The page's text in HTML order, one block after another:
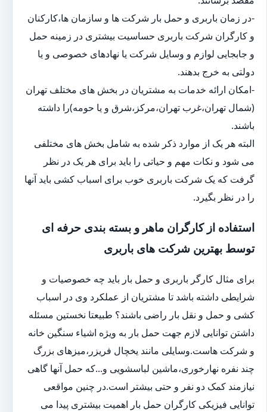
-در زمان باربری و حمل بار شرکت ها و سازمان ها،کارکنان
و کارگران شرکت باربری حساسیت بیشتری در زمینه حمل
و جابجایی لوازم و وسایل شرکت یا نهادهای خصوصی و یا
دولتی به خرج بدهند.
-امکان ارائه خدمات به مشتریان در بخش های مختلف تهران
(شمال تهران،غرب تهران،مرکز،شرق و یا حومه)را داشته
باشند.
البته هر یک از موارد ذکر شده به شامل بخش های مختلفی
می شود و نکات مهم و حیاتی را باید برای هر یک در نظر
گرفت که یک شرکت باربری خوب برای اسباب کشی باید آنها
را در نظر بگیرد.
استفاده از کارگران ماهر و بسته بندی حرفه ای
توسط بهترین شرکت های باربری
برای مثال کارگر باربری و حمل بار باید چه خصوصیات و
شرایطی داشته باشد تا مشتریان از عملکرد وی در اسباب
کشی و حمل و نقل بار راضی باشند؟ طبیعتا نخستین مسئله
داشتن توانایی لازم جهت حمل بار به ویژه اشیاء سنگین خانه
و شرکت هاست.وسایلی مانند یخچال فریزر،میزهای بزرگ
چند نفره نهارخوری،ماشین لباسشویی و...که حمل آنها گاهی
نیازمند کمک دو نفر و حتی بیشتر است.در چنین مواقعی
توانایی فیزیکی کارگران حمل بار اهمیت بیشتری پیدا می